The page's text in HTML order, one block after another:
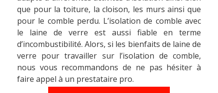
que pour la toiture, la cloison, les murs ainsi que
pour le comble perdu. L’isolation de comble avec
le laine de verre est aussi fiable en terme
d’incombustibilité. Alors, si les bienfaits de laine de
verre pour travailler sur l’isolation de comble,
nous vous recommandons de ne pas hésiter à
faire appel à un prestataire pro.